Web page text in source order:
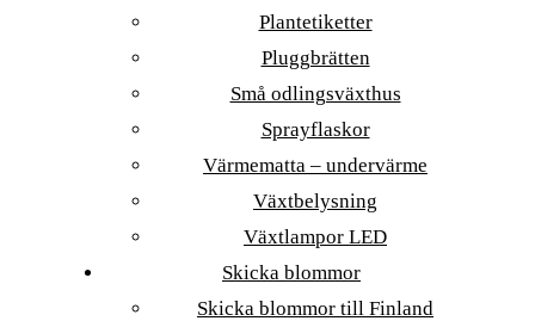
Plantetiketter
Pluggbrätten
Små odlingsväxthus
Sprayflaskor
Värmematta – undervärme
Växtbelysning
Växtlampor LED
Skicka blommor
Skicka blommor till Finland